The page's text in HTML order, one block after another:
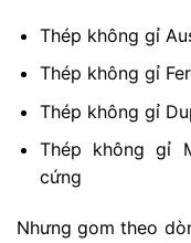
Thép không gỉ
Thép không gỉ
Thép không gỉ
Thép không gỉ
cứng
Nhưng gom theo